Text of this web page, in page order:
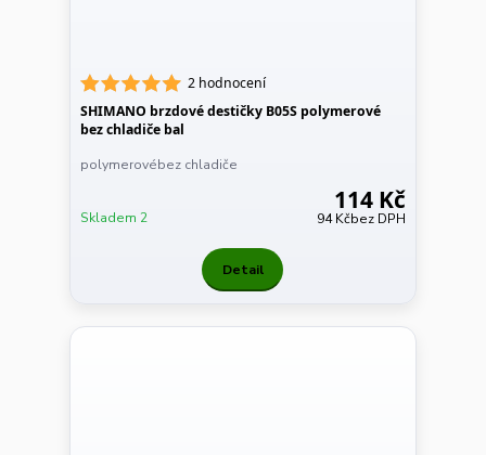
2 hodnocení
SHIMANO brzdové destičky B05S polymerové
bez chladiče bal
polymerovébez chladiče
114 Kč
94 Kčbez DPH
Skladem 2
Detail